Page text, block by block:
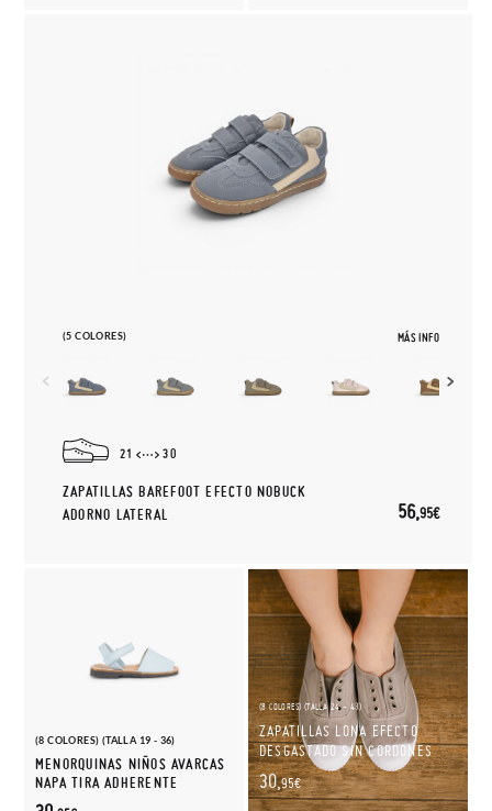
(5 COLORES) MÁS INFO
21 30
ZAPATILLAS BAREFOOT EFECTO NOBUCK
ADORNO LATERAL
56,95€
(8 COLORES) (TALLA 19 - 36)
MENORQUINAS NIÑOS AVARCAS
NAPA TIRA ADHERENTE
(8 COLORES) (TALLA 24 - 43)
ZAPATILLAS LONA EFECTO
DESGASTADO SIN CORDONES
30,95€